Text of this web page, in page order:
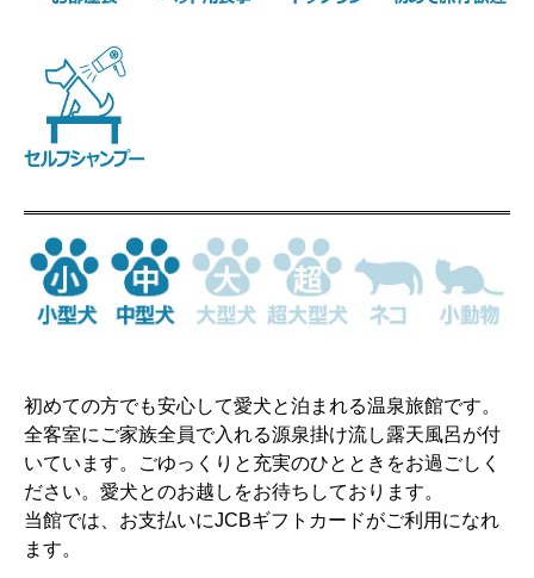
初めての方でも安心して愛犬と泊まれる温泉旅館です。
全客室にご家族全員で入れる源泉掛け流し露天風呂が付
いています。ごゆっくりと充実のひとときをお過ごしく
ださい。愛犬とのお越しをお待ちしております。
当館では、お支払いにJCBギフトカードがご利用になれ
ます。